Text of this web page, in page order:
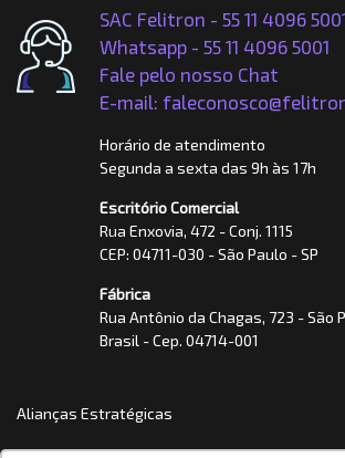
SAC Felitron - 55 11 4096
Whatsapp - 55 11 4096 5001
Fale pelo nosso Chat
E-mail:
Horário de atendimento
Segunda a sexta das 9h às 17h
Escritório Comercial
Rua Enxovia, 472 - Conj. 1115
CEP: 04711-030 - São Paulo - SP
Fábrica
Rua Antônio da Chagas, 723 - São
Brasil - Cep. 04714-001
Alianças Estratégicas